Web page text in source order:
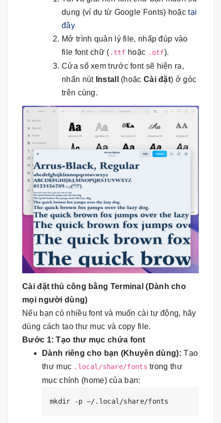
dụng (ví dụ từ Google Fonts) hoặctại
đây
Mở trình quản lý file, nhấp đúp vào
file font chữ ( .ttf hoặc .otf).
Cửa sổ xem trước font sẽ hiện ra,
nhấn nút Install (hoặc Cài đặt) ở góc
trên cùng.
Cài đặt thủ công bằng Terminal (Dành cho
mọi người dùng)
Nếu bạn có nhiều font và muốn cài tự động, hãy
dùng cách tạo thư mục và copy file.
Bước 1: Tạo thư mục chứa font
Dành riêng cho bạn (Khuyên dùng): Tạo
thư mục .local/share/fonts trong thư
mục chính (home) của bạn: